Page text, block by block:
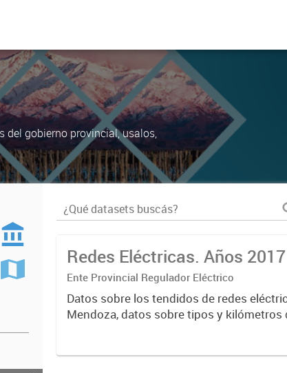
del gobierno provincial, usalos,
Redes Eléctricas. Años
Ente Provincial Regulador Eléctrico
Datos sobre los tendidos de redes
Mendoza, datos sobre tipos y kilómetros